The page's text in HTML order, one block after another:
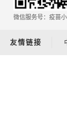
微信服务号：疫苗
友情链接